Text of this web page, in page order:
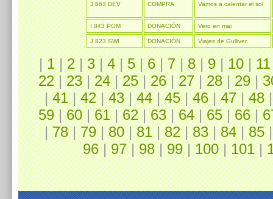
J 863 DEV COMPRA Vamos a calentar el sol
I 843 POM DONACIÓN Vero en mai
J 823 SWI DONACIÓN Viajes de Gulliver.
|1|2|3|4|5|6|7|8|9|10|11
22|23|24|25|26|27|28|29|
|41|42|43|44|45|46|47|48
59|60|61|62|63|64|65|66|
|78|79|80|81|82|83|84|85
96|97|98|99|100|101|